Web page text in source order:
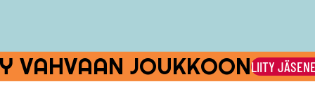
ostovoima palautuu palkankorotusten ansiosta.
VAHVAAN JOUKKOONLIITY